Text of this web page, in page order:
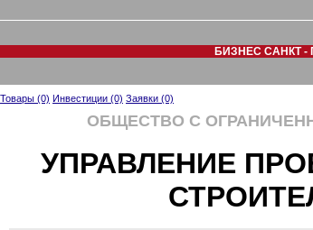
БИЗНЕС САНКТ -
Товары (0) Инвестиции (0) Заявки (0)
ОБЩЕСТВО С
УПРАВЛЕНИЕ